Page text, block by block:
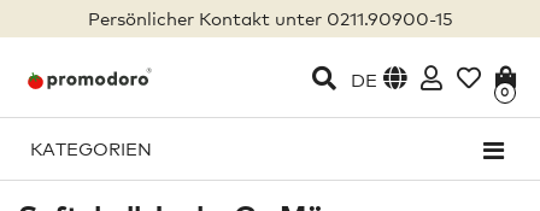
Persönlicher Kontakt unter 0211.90900-15
DE
0
KATEGORIEN